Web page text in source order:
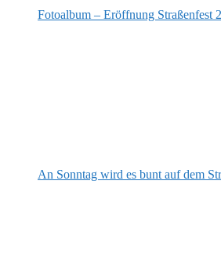
Fotoalbum – Eröffnung Straßenfest
An Sonntag wird es bunt auf dem